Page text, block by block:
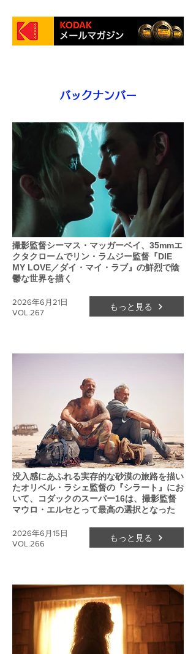
バックナンバー
撮影監督シーマス・マッガーベイ、35mmエ
クタクロームでリン・ラムジー監督『DIE
MY LOVE／ダイ・マイ・ラブ』の鮮烈で陰
鬱な世界を描く
VOL.267
2026年6月21日 もっと見る
没入感にあふれる実存的な砂漠の旅路を描い
たオリベル・ラシェ監督の『シラート』にお
いて、コダックのスーパー16は、撮影監督
マウロ・エルセとって最高の選択となった
VOL.266
2026年6月15日 もっと見る